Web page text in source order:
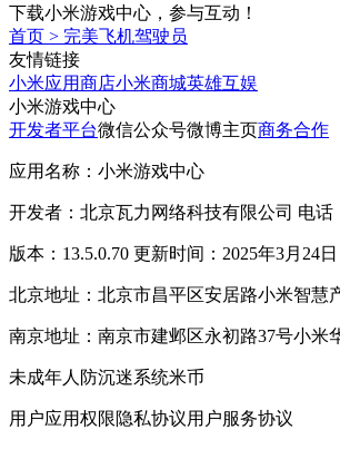
下载小米游戏中心，参与互动！
首页 > 完美飞机驾驶员
友情链接
小米应用商店小米商城英雄互娱
小米游戏中心
开发者平台微信公众号微博主页商务合作
应用名称：小米游戏中心
开发者：北京瓦力网络科技有限公司 电话
版本：13.5.0.70 更新时间：2025年3月24日
北京地址：北京市昌平区安居路小米智慧
南京地址：南京市建邺区永初路37号小米
未成年人防沉迷系统米币
用户应用权限隐私协议用户服务协议